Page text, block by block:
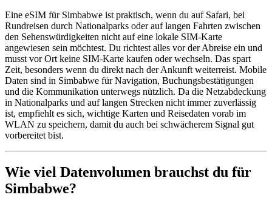
Eine eSIM für Simbabwe ist praktisch, wenn du auf Safari, bei
Rundreisen durch Nationalparks oder auf langen Fahrten zwischen
den Sehenswürdigkeiten nicht auf eine lokale SIM-Karte
angewiesen sein möchtest. Du richtest alles vor der Abreise ein und
musst vor Ort keine SIM-Karte kaufen oder wechseln. Das spart
Zeit, besonders wenn du direkt nach der Ankunft weiterreist. Mobile
Daten sind in Simbabwe für Navigation, Buchungsbestätigungen
und die Kommunikation unterwegs nützlich. Da die Netzabdeckung
in Nationalparks und auf langen Strecken nicht immer zuverlässig
ist, empfiehlt es sich, wichtige Karten und Reisedaten vorab im
WLAN zu speichern, damit du auch bei schwächerem Signal gut
vorbereitet bist.
Wie viel Datenvolumen brauchst du für
Simbabwe?